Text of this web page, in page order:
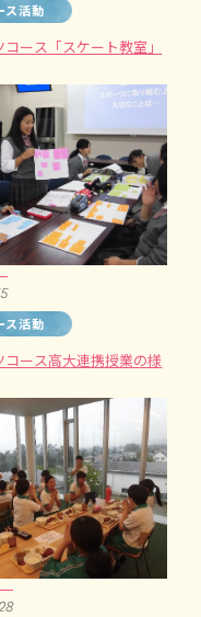
ス活動
ース「スケート教室」
ス活動
コース高大連携授業の様